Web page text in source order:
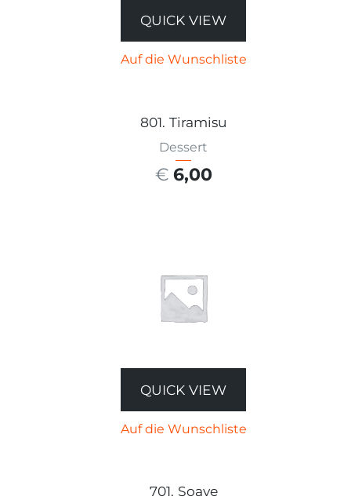
QUICK VIEW
Auf die Wunschliste
801. Tiramisu
Dessert
€ 6,00
QUICK VIEW
Auf die Wunschliste
701. Soave